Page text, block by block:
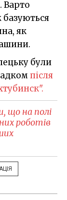
Варто
як
були
після
що на полі
роботів